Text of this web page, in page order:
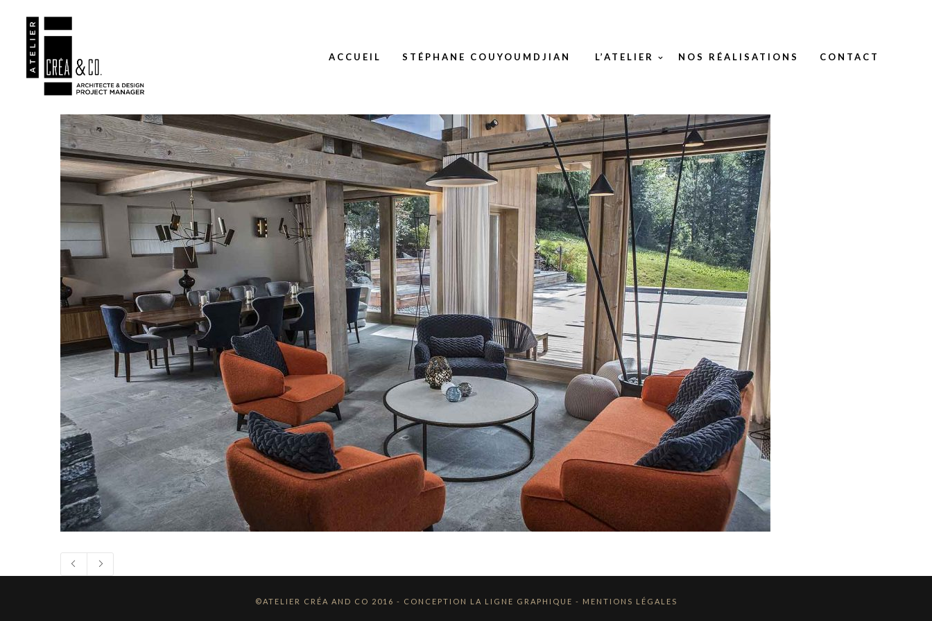
ACCUEIL STÉPHANE COUYOUMDJIAN L’ATELIER NOS RÉALISATIONS CONTACT
©ATELIER CRÉA AND CO 2016 - CONCEPTION LA LIGNE GRAPHIQUE - MENTIONS LÉGALES